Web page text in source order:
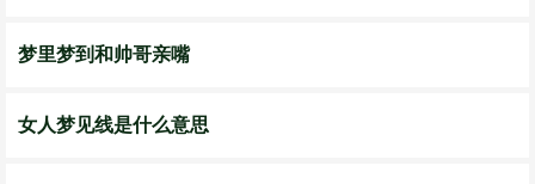
梦里梦到和帅哥亲嘴
女人梦见线是什么意思